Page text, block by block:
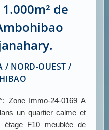
de
/ NORD-OUEST /
Zone Immo-24-0169 A
un quartier calme et
étage F10 meublée de